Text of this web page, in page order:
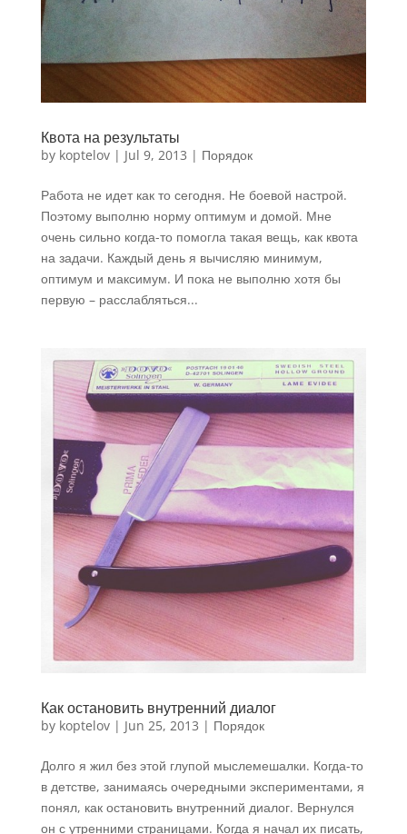
Квота на результаты
by koptelov| Jul 9, 2013 | Порядок
Работа не идет как то сегодня. Не боевой настрой.
Поэтому выполню норму оптимум и домой. Мне
очень сильно когда-то помогла такая вещь, как квота
на задачи. Каждый день я вычисляю минимум,
оптимум и максимум. И пока не выполню хотя бы
первую – расслабляться...
Как остановить внутренний диалог
by koptelov| Jun 25, 2013 | Порядок
Долго я жил без этой глупой мыслемешалки. Когда-то
в детстве, занимаясь очередными экспериментами, я
понял, как остановить внутренний диалог. Вернулся
он с утренними страницами. Когда я начал их писать,